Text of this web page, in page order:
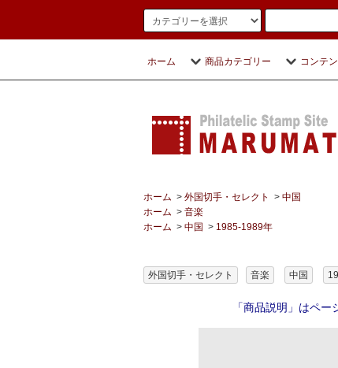
ホーム 商品カテゴリー コンテ
ホーム > 外国切手・セレクト > 中国
ホーム > 音楽
ホーム > 中国 > 1985-1989年
外国切手・セレクト 音楽 中国
「商品説明」はペー